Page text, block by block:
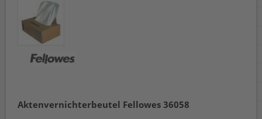
Aktenvernichterbeutel Fellowes 36058